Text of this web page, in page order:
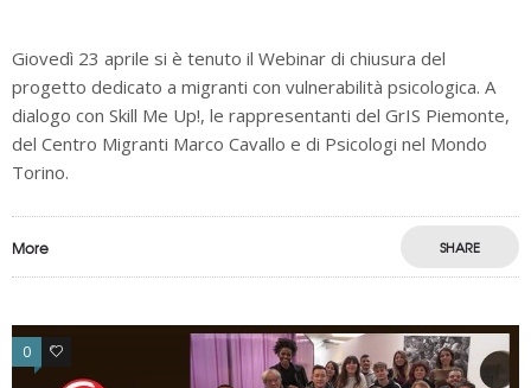
Giovedì 23 aprile si è tenuto il Webinar di chiusura del
progetto dedicato a migranti con vulnerabilità psicologica. A
dialogo con Skill Me Up!, le rappresentanti del GrIS Piemonte,
del Centro Migranti Marco Cavallo e di Psicologi nel Mondo
Torino.
More SHARE
0 0